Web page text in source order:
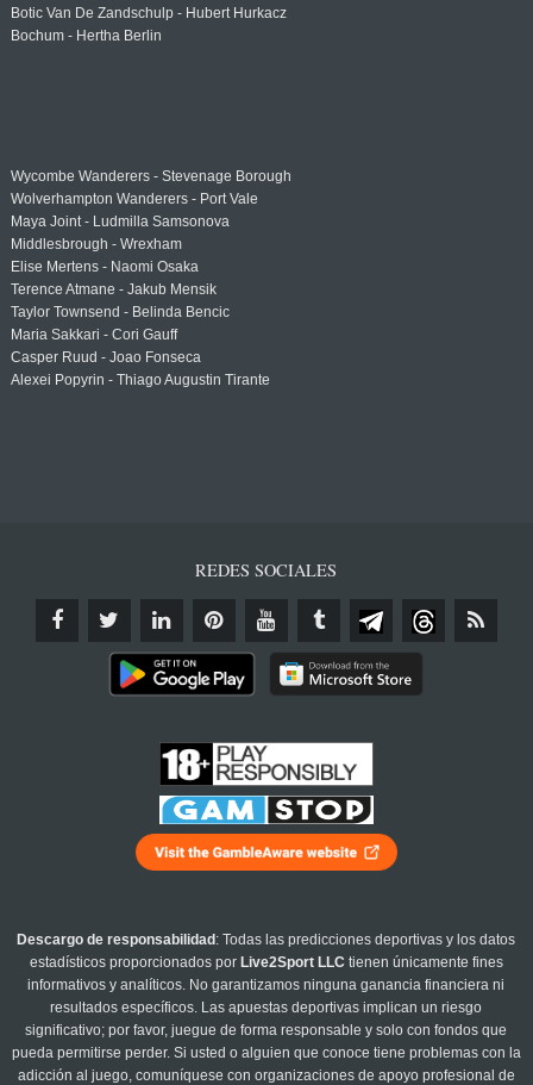
Botic Van De Zandschulp - Hubert Hurkacz
Bochum - Hertha Berlin
Wycombe Wanderers - Stevenage Borough
Wolverhampton Wanderers - Port Vale
Maya Joint - Ludmilla Samsonova
Middlesbrough - Wrexham
Elise Mertens - Naomi Osaka
Terence Atmane - Jakub Mensik
Taylor Townsend - Belinda Bencic
Maria Sakkari - Cori Gauff
Casper Ruud - Joao Fonseca
Alexei Popyrin - Thiago Augustin Tirante
REDES SOCIALES
Descargo de responsabilidad : Todas las predicciones deportivas y los datos
estadísticos proporcionados por Live2Sport LLC tienen únicamente fines
informativos y analíticos. No garantizamos ninguna ganancia financiera ni
resultados específicos. Las apuestas deportivas implican un riesgo
significativo; por favor, juegue de forma responsable y solo con fondos que
pueda permitirse perder. Si usted o alguien que conoce tiene problemas con la
adicción al juego, comuníquese con organizaciones de apoyo profesional de